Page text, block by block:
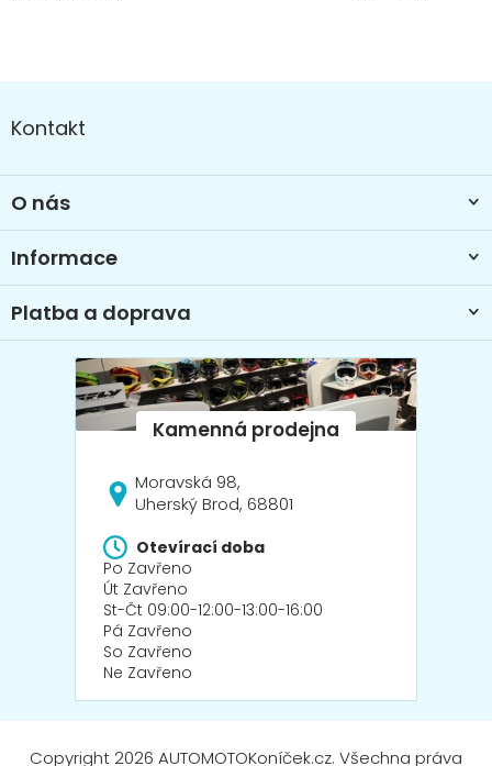
á
pKontakt
O nás
Informace
Platba a doprava
Moravská 98,
Uherský Brod, 68801
Otevírací doba
Po Zavřeno
Út Zavřeno
St-Čt 09:00-12:00-13:00-16:00
Pá Zavřeno
So Zavřeno
Ne Zavřeno
Copyright 2026 AUTOMOTOKoníček.cz. Všechna práva